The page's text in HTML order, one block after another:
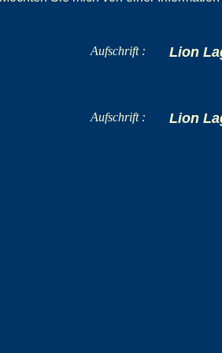
Aufschrift : Lion
Aufschrift : Lion